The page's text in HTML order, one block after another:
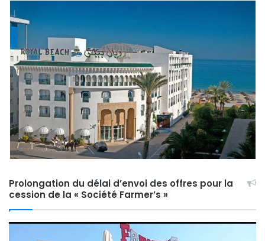
Prolongation du délai d’envoi des offres pour la
cession de la « Société Farmer’s »